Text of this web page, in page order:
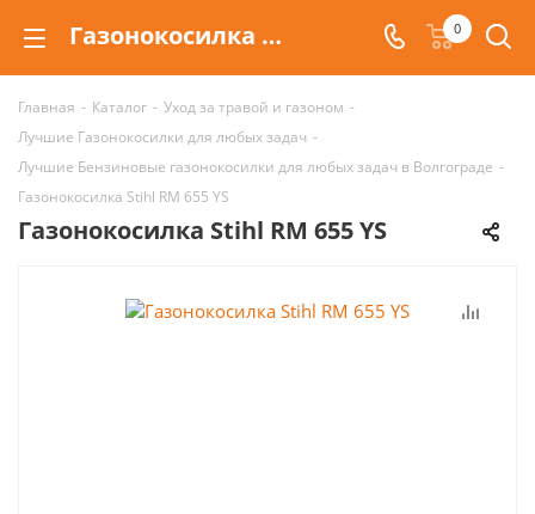
Газонокосилка Stihl RM 655 YS | Цена в Волгограде и Москве 0
Главная - Каталог - Уход за травой и газоном -
Лучшие Газонокосилки для любых задач -
Лучшие Бензиновые газонокосилки для любых задач в Волгограде -
Газонокосилка Stihl RM 655 YS
Газонокосилка Stihl RM 655 YS